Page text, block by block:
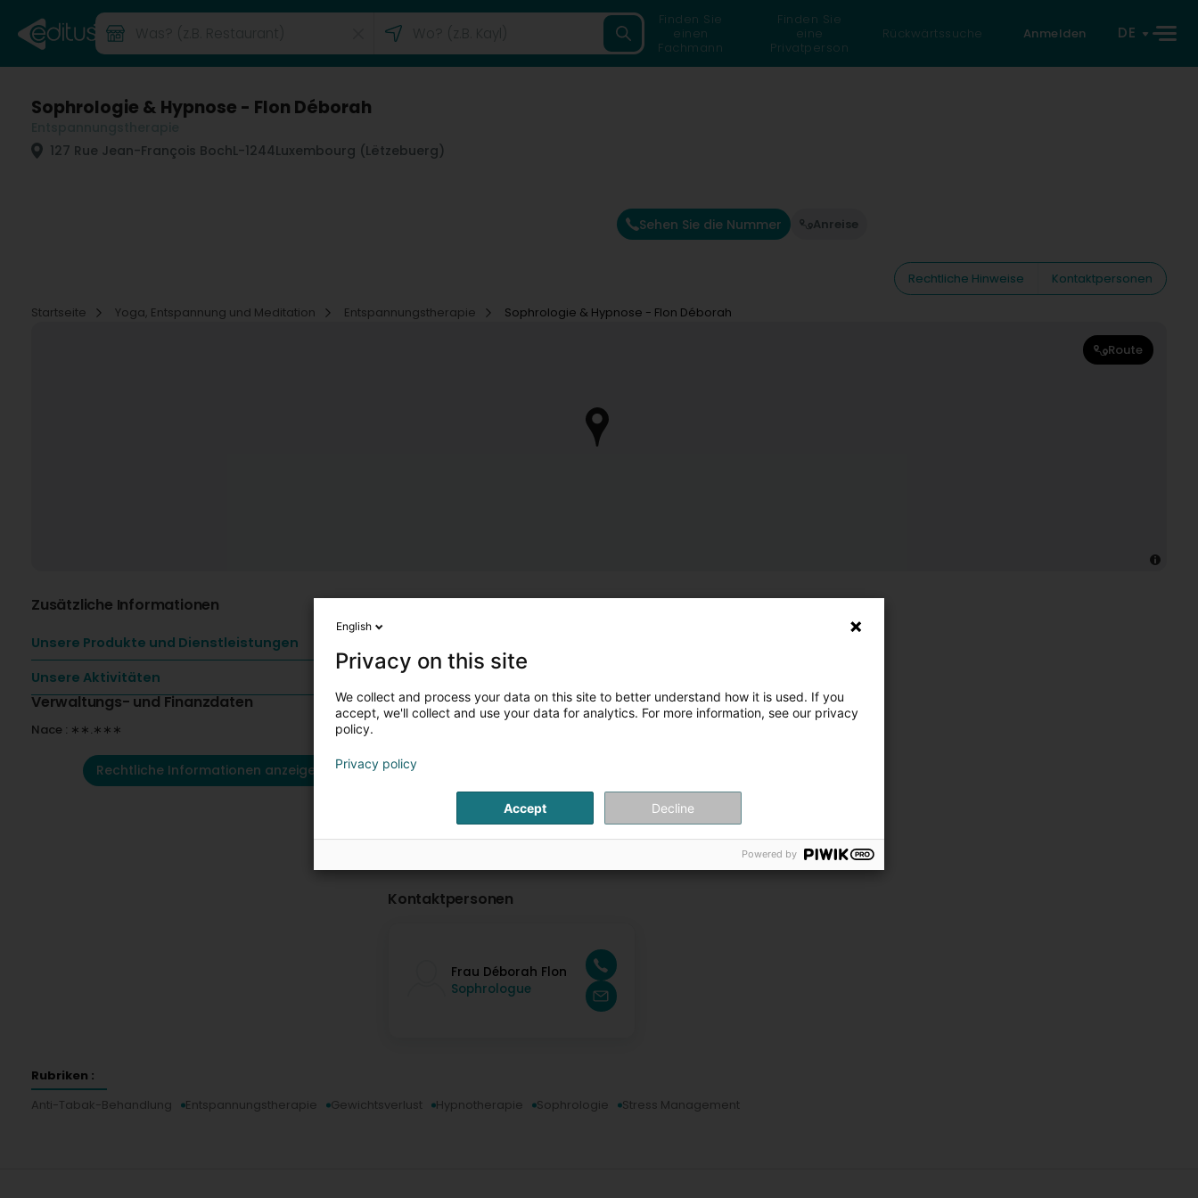
Finden Sie
einen
Fachmann
Finden Sie
eine
Privatperson
Rückwärtssuche Anmelden DE
Sophrologie & Hypnose - Flon Déborah
127 Rue Jean-François BochL-1244Luxembourg (Lëtzebuerg)
Sehen Sie die Nummer Anreise
Rechtliche Hinweise
Kontaktpersonen
Startseite
Yoga, Entspannung und Meditation Entspannungstherapie Sophrologie & Hypnose - Flon Déborah
Route
Zusätzliche Informationen
Unsere Produkte und Dienstleistungen
Unsere Aktivitäten
Verwaltungs- und Finanzdaten
Nace : ∗∗.∗∗∗
Rechtliche Informationen anzeigen
Kontaktpersonen
Frau Déborah Flon
Sophrologue
Rubriken :
Anti-Tabak-Behandlung
Entspannungstherapie Gewichtsverlust Hypnotherapie Sophrologie Stress Management
English
Privacy on this site
We collect and process your data on this site to better understand how it is used. If you
accept, we'll collect and use your data for analytics. For more information, see our privacy
policy.
Privacy policy
Accept Decline
Powered by